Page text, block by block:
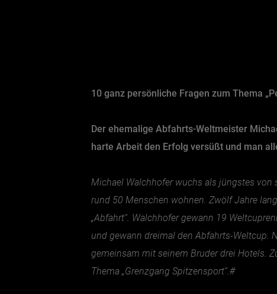
10 ganz persönliche Fragen zum Thema
Der ehemalige Abfahrts-Weltmeister
harte Arbeit den Erfolg versüßt und man
Michael Walchhofer wuchs als jüngstes von
rund 50 Menschen wohnen. Zwölf Jahre
„Abfahrt“. Walchhofer gewann 19
und gewann dreimal den Abfahrts-Weltcup.
gemeinsam mit seinem Bruder drei Hotels.
Thema „Grenzgang Spitzensport“.#